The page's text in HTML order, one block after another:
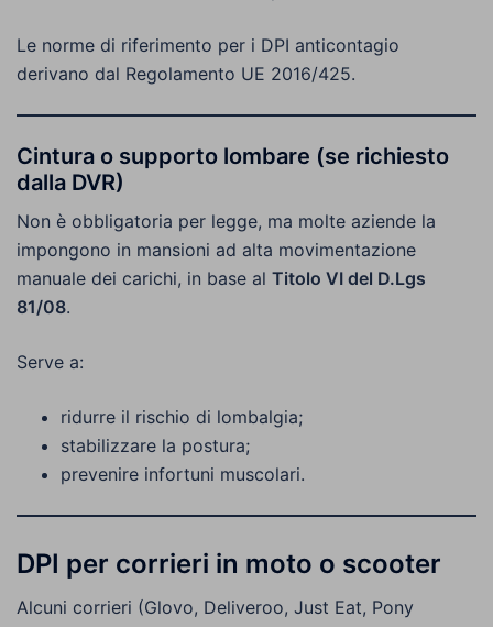
Le norme di riferimento per i DPI anticontagio
derivano dal Regolamento UE 2016/425.
Cintura o supporto lombare (se richiesto
dalla DVR)
Non è obbligatoria per legge, ma molte aziende la
impongono in mansioni ad alta movimentazione
manuale dei carichi, in base al Titolo VI del D.Lgs
81/08.
Serve a:
ridurre il rischio di lombalgia;
stabilizzare la postura;
prevenire infortuni muscolari.
DPI per corrieri in moto o scooter
Alcuni corrieri (Glovo, Deliveroo, Just Eat, Pony